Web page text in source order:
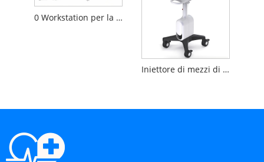
0 Workstation per la lettura di immagini mediche a gravità
Iniettore di mezzi di contrasto DSA